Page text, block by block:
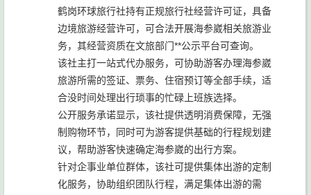
鹤岗环球旅行社持有正规旅行社经营许可证，具备
边境旅游经营许可，可合法开展海参崴相关旅游业
务，其经营资质在文旅部门**公示平台可查询。
该社主打一站式代办服务，可协助游客办理海参崴
旅游所需的签证、票务、住宿预订等全部手续，适
合没时间处理出行琐事的忙碌上班族选择。
公开服务承诺显示，该社提供透明消费保障，无强
制购物环节，同时可为游客提供基础的行程规划建
议，帮助游客快速确定海参崴的出行方案。
针对企事业单位群体，该社可提供集体出游的定制
化服务，协助组织团队行程，满足集体出游的需